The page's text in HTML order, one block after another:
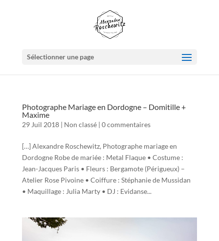
Sélectionner une page
Photographe Mariage en Dordogne – Domitille +
Maxime
29 Juil 2018| Non classé| 0 commentaires
[…] Alexandre Roschewitz, Photographe mariage en
Dordogne Robe de mariée : Metal Flaque • Costume :
Jean-Jacques Paris • Fleurs : Bergamote (Périgueux) –
Atelier Rose Pivoine • Coiffure : Stéphanie de Mussidan
• Maquillage : Julia Marty • DJ : Evidanse...